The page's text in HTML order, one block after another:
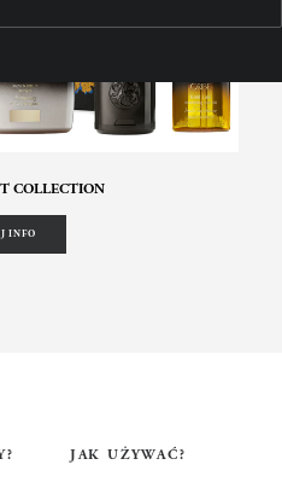
COLLECTION
INFO
JAK UŻYWAĆ?